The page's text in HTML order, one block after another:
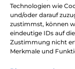
Technologien wie
und/oder darauf
zustimmst, können
eindeutige IDs auf
Zustimmung nicht
Merkmale und
Downloads